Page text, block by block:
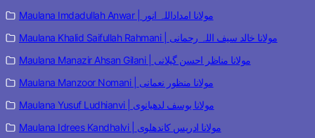
Maulana Imdadullah Anwar | مولانا امداداللہ انور
Maulana Khalid Saifullah Rahmani | مولانا خالد سیف اللہ رحمانی
Maulana Manazir Ahsan Gilani | مولانا مناظر احسن گیلانی
Maulana Manzoor Nomani | مولانا منظور نعمانی
Maulana Yusuf Ludhianvi | مولانا یوسف لدھیانوی
Maulana Idrees Kandhalvi | مولانا ادریس کاندھلوی